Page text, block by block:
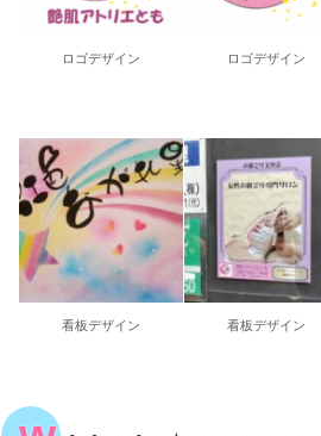
ロゴデザイン ロゴデザイン
看板デザイン 看板デザイン